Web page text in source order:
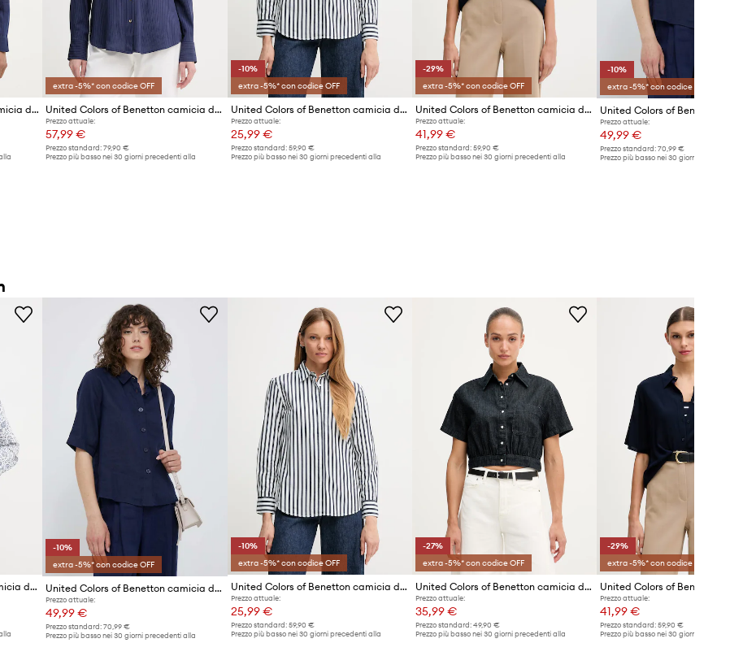
United Colors of Benetton Camicia da donna in lino
extra -5%* con codice OFF
United Colors of Benetton camicia da donna in viscosa
Prezzo attuale:
57,99 €
Prezzo standard: 79,90 €
Prezzo più basso nei 30 giorni precedenti alla
-10%
extra -5%* con codice OFF
United Colors of Benetton camicia da donna in cotone
Prezzo attuale:
25,99 €
Prezzo standard: 59,90 €
Prezzo più basso nei 30 giorni precedenti alla
-29%
extra -5%* con codice OFF
United Colors of Benetton camicia da donna in viscosa
Prezzo attuale:
41,99 €
Prezzo standard:59,90 €
Prezzo più basso nei 30 giorni precedenti alla
-10%
extra -5%* con codice OFF
Prezzo attuale:
49,99 €
Prezzo standard: 70,99 €
Prezzo più basso nei 30 giorni
United Colors of Benetton camicia da donna in cotone
-10%
extra -5%* con codice OFF
United Colors of Benetton camicia di lino
Prezzo attuale:
49,99 €
Prezzo standard: 70,99 €
Prezzo più basso nei 30 giorni precedenti alla
-10%
extra -5%* con codice OFF
United Colors of Benetton camicia da donna in cotone
Prezzo attuale:
25,99 €
Prezzo standard: 59,90 €
Prezzo più basso nei 30 giorni precedenti alla
-27%
extra -5%* con codice OFF
United Colors of Benetton camicia da donna con cotone
Prezzo attuale:
35,99 €
Prezzo standard:49,90 €
Prezzo più basso nei 30 giorni precedenti alla
-29%
extra -5%* con codice OFF
Prezzo attuale:
41,99 €
Prezzo standard: 59,90 €
Prezzo più basso nei 30 giorni